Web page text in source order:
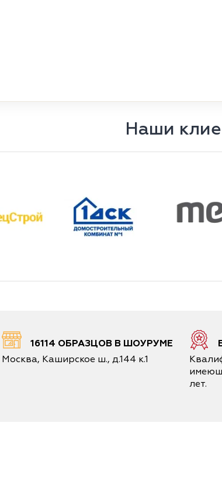
Наши
16114 ОБРАЗЦОВ В ШОУРУМЕ
Москва, Каширское ш., д.144 к.1
лет.